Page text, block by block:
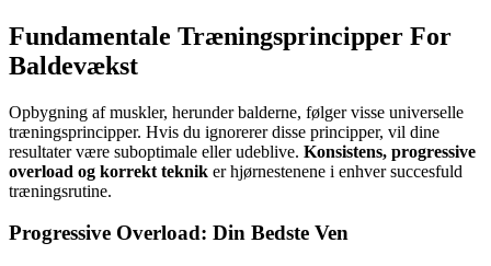
Fundamentale Træningsprincipper For
Baldevækst
Opbygning af muskler, herunder balderne, følger visse universelle
træningsprincipper. Hvis du ignorerer disse principper, vil dine
resultater være suboptimale eller udeblive. Konsistens, progressive
overload og korrekt teknik er hjørnestenene i enhver succesfuld
træningsrutine.
Progressive Overload: Din Bedste Ven